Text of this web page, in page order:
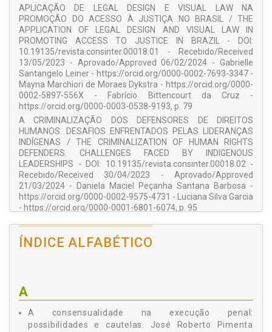
Direito da Universidade Católica Portuguesa.
ANTÔNIO CÉSAR BOCHENEK
Doutor pela Universidade de Coimbra, Professor da Escola
Nacional de Formação e Aperfeiçoamento de Magistrado –
ENFAM e na Universidade Estadual de Ponta Grossa – UEPG.
COMITÊ DE DIREÇÃO ADJUNTA – SECRETARÍA:
NOMEÍ JIMÉNEZ CARDONA
Profesora de Derecho Mercantil de la Universitat de
Barcelona, Barcelona, España.
NANCY VERNENGO PELLEJERO
Profesora de Derecho Procesal de la Universitat de
Barcelona, Barcelona, España.
Avaliador Técnico: PROF. DR. DEILTON RIBEIRO BRASIL
Técnico de Suporte Digital: DAVID VALLESPÍN ROMERO
Alessandra Valle Salino
Ana Paula Oriola de Raeffray
André Luiz Batista Neves
APLICAÇÃO DE LEGAL DESIGN E VISUAL LAW NA
PROMOÇÃO DO ACESSO À JUSTIÇA NO BRASIL / THE
APPLICATION OF LEGAL DESIGN AND VISUAL LAW IN
PROMOTING ACCESS TO JUSTICE IN BRAZIL - DOI:
10.19135/revista.consinter.00018.01 - Recebido/Received
13/05/2023 - Aprovado/Approved 06/02/2024 - Gabrielle
Santangelo Leiner - https://orcid.org/0000-0002-7693-3347 -
Mayna Marchiori de Moraes Dykstra - https://orcid.org/0000-
0002-5897-556X - Fabrício Bittencourt da Cruz -
https://orcid.org/0000-0003-0538-9193, p. 79
A CRIMINALIZAÇÃO DOS DEFENSORES DE DIREITOS
HUMANOS. DESAFIOS ENFRENTADOS PELAS LIDERANÇAS
INDÍGENAS / THE CRIMINALIZATION OF HUMAN RIGHTS
DEFENDERS. CHALLENGES FACED BY INDIGENOUS
LEADERSHIPS - DOI: 10.19135/revista.consinter.00018.02 -
Recebido/Received 30/04/2023 - Aprovado/Approved
21/03/2024 - Daniela Maciel Peçanha Santana Barbosa -
https://orcid.org/0000-0002-9575-4731 - Luciana Silva Garcia
- https://orcid.org/0000-0001-6801-6074, p. 95
DIREITOS HUMANOS RELATIVA A INTEGRANTES DOS
JURISPRUDENCE OF THE INTER-AMERICAN COURT OF
HUMAN RIGHTS REGARDING MEMBERS OF JUSTICE
SYSTEMS: EXPANDING THE SCOPE OF PROTECTION IN
DEFENSE OF DEMOCRACY? - DOI:
ÍNDICE ALFABÉTICO
A
A consensualidade na execução penal:
possibilidades e cautelas. José Roberto Pimenta